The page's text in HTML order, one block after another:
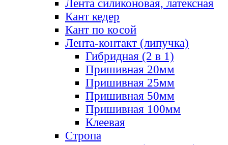
Лента силиконовая, латексная
Кант кедер
Кант по косой
Лента-контакт (липучка)
Гибридная (2 в 1)
Пришивная 20мм
Пришивная 25мм
Пришивная 50мм
Пришивная 100мм
Клеевая
Стропа